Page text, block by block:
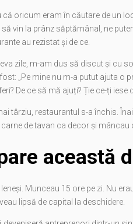
că oricum eram în căutare de un
vin la prânz săptămânal, ne
au rezistat și de ce.
zile, m-am dus să discut și cu
„Pe mine nu m-a putut ajuta o
De ce să mă ajuți? Ție ce-ți iese
târziu, restaurantul s-a închis.
de tavan ca decor și mâncau
această
Munceau 15 ore pe zi. Nu
lipsă de capital la deschidere.